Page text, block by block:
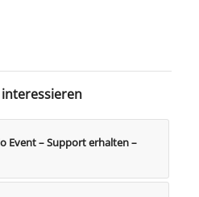
Event – Support erhalten –